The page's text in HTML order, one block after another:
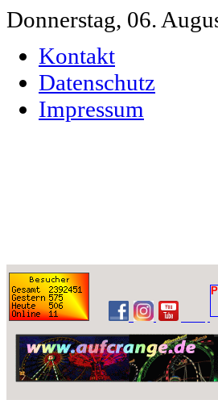
Donnerstag, 06.
Kontakt
Datenschutz
Impressum